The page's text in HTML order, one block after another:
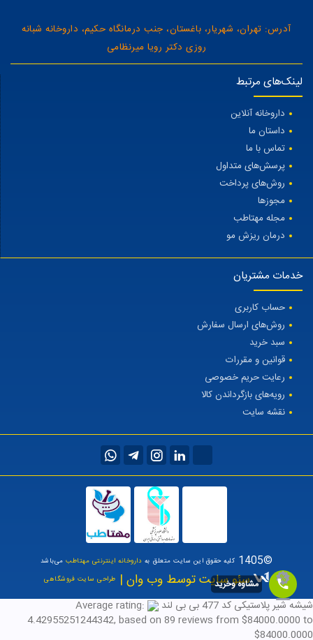
آدرس: تهران، شهریار، باغستان، جنب درمانگاه حکیم، داروخانه شبانه
روزی دکتر رویا میرنظامی
لینک‌های مرتبط
داروخانه آنلاین
داستان ما
تماس با ما
پرسش‌های متداول
روش‌های پرداخت
مجوزها
مجله مهتاطب
درمان ریزش مو
خدمات مشتریان
حساب کاربری
روش‌های ارسال سفارش
سبد خرید
قوانین و مقررات
رعایت حریم خصوصی
رویه‌های بازگرداندن کالا
نقشه سایت
©1405 کلیه حقوق این سایت متعلق به داروخانه اینترنتی مهتاطبمی‌باشد
سئو سایت توسط وب وان | طراحی سایت فروشگاهی
شیشه شیر پلاستیکی کد 477 بی بی لند
Average rating:
4.42955251244342, based on 89 reviews from $84000.0000 to
$84000.0000
مشاوه وخرید